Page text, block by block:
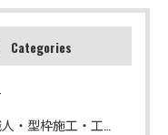
Categories
枠施工・工務店・解体